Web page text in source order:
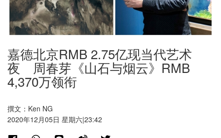
嘉德北京RMB 2.75亿现当代艺术
夜 周春芽《山石与烟云》RMB
4,370万领衔
撰文：Ken NG
2020年12月05日 星期六|23:42